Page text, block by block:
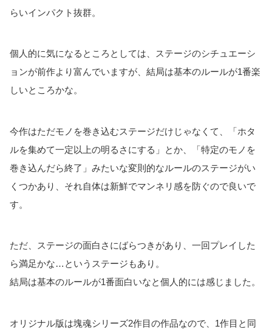
らいインパクト抜群。
個人的に気になるところとしては、ステージのシチュエーシ
ョンが前作より富んでいますが、結局は基本のルールが1番楽
しいところかな。
今作はただモノを巻き込むステージだけじゃなくて、「ホタ
ルを集めて一定以上の明るさにする」とか、「特定のモノを
巻き込んだら終了」みたいな変則的なルールのステージがい
くつかあり、それ自体は新鮮でマンネリ感を防ぐので良いで
す。
ただ、ステージの面白さにばらつきがあり、一回プレイした
ら満足かな…というステージもあり。
結局は基本のルールが1番面白いなと個人的には感じました。
オリジナル版は塊魂シリーズ2作目の作品なので、1作目と同